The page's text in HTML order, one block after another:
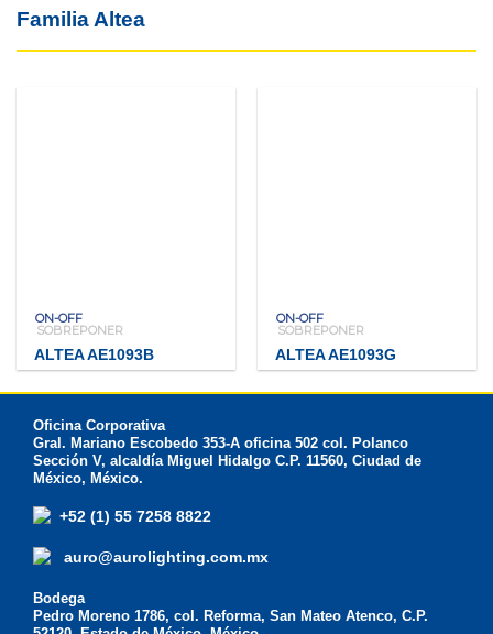
Familia Altea
ON-OFF
SOBREPONER
ALTEA AE1093B
ON-OFF
SOBREPONER
ALTEA AE1093G
Oficina Corporativa
Gral. Mariano Escobedo 353-A oficina 502 col. Polanco
Sección V, alcaldía Miguel Hidalgo C.P. 11560, Ciudad de
México, México.
+52 (1) 55 7258 8822
auro@aurolighting.com.mx
Bodega
Pedro Moreno 1786, col. Reforma, San Mateo Atenco, C.P.